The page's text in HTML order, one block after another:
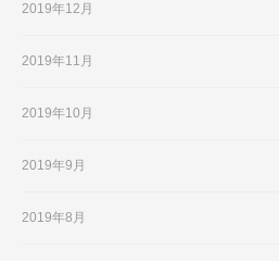
2019年12月
2019年11月
2019年10月
2019年9月
2019年8月